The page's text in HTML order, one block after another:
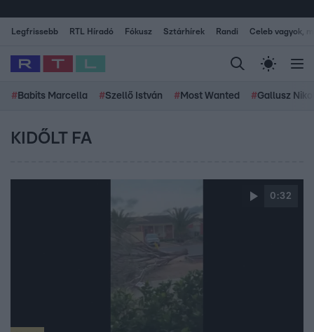
Legfrissebb RTL Híradó Fókusz Sztárhírek Randi Celeb vagyok,
# Babits Marcella #Szellő István # Most Wanted #Gallusz
KIDŐLT FA
0:32